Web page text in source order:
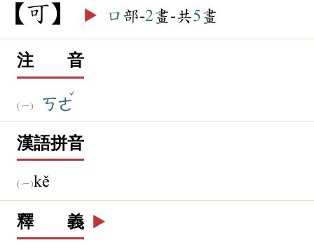
可 ▶️ 口 部-2畫-共5畫
注 音
ㄎㄜ
ˇ
漢語拼音
kě
釋 義 ▶️